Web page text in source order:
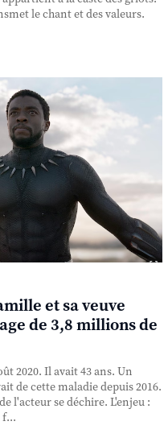
le chant et des valeurs.
et sa veuve
de 3,8 millions de
2020. Il avait 43 ans. Un
de cette maladie depuis 2016.
l'acteur se déchire. L'enjeu :
f...